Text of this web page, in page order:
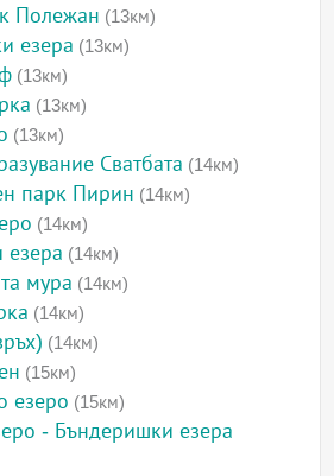
Полежан (13км)
езера (13км)
(13км)
(13км)
(13км)
Сватбата (14км)
парк Пирин (14км)
(14км)
езера (14км)
мура (14км)
(14км)
(14км)
(15км)
езеро (15км)
- Бъндеришки езера